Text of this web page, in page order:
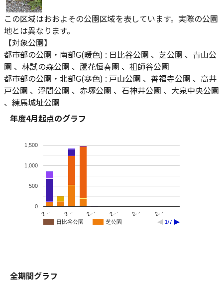
街の守り人
2週間前
大相撲七月場所十ニ日目のイブニングピリカのお時間です
●○○ ⭐︎白星多いと応援のし甲斐があります♪ ⭐︎明日も注目の取
組が続々と🤭 ①ごみが多くても『ネタ』の原石は見つからず😣
②なくしても困らなさそうな鍵🔑 ③④ 昨日の使い回しではあり
ません🙂‍↕️ 毎日食べて（はずれてポイ捨て…）そんなに美味しい
駄菓子なのか？🤔💭 ⑤今日も暑い中お疲れ様でした🌻 #みなと
クリーンアップ！ #ゴミ拾いに願いを込めて
ミナヨック@AZABU
今朝は久し振りに芝のある空き地で練習&ピリカ活動🚯 ここは
完全にひとり喫煙者の憩い場になってる😅 #港区を綺麗にしよ
う!
今日は少し荒れてましたね…🚯 #港区を綺麗にしよう!
ミナヨック@AZABU
久し振りの平日朝のモルック練習&ピリカ活動🚯 梅雨は明けた
taka141
蘆花夫妻のお墓にて 🐦‍⬛の食後のようです
この区域はおおよその公園区域を表しています。実際の公園
地とは異なります。
【対象公園】
都市部の公園・南部G(暖色) : 日比谷公園 、芝公園 、青山公
園 、林試の森公園 、蘆花恒春園 、祖師谷公園
都市部の公園・北部G(寒色) : 戸山公園 、善福寺公園 、高井
戸公園 、浮間公園 、赤塚公園 、石神井公園 、大泉中央公園
、練馬城址公園
年度4月起点のグラフ
日比谷公園 芝公園 1/7
2… 2… 2… 2… 2… 2…
0
500
1,000
1,500
全期間グラフ